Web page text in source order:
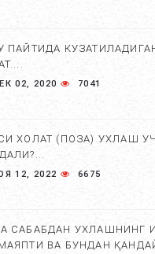
ПАЙТИДА
02, 2020 7041
ХОЛАТ (ПОЗА) УХЛАШ
12, 2022 6675
САБАБДАН УХЛАШНИНГ
ВА БУНДАН